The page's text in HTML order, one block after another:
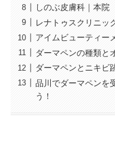
しのぶ皮膚科｜本院
レナトゥスクリニッ
アイムビューティー
ダーマペンの種類と
ダーマペンとニキビ
品川でダーマペンを
う！